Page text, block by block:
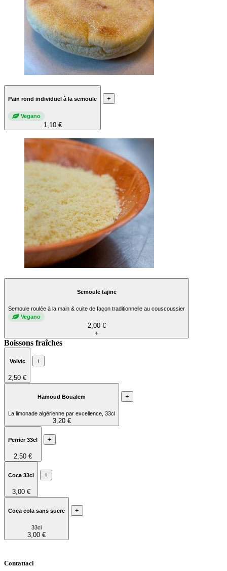
Pain rond individuel à la semoule
Vegano
1,10 €
+
Semoule tajine
Semoule roulée à la main & cuite de façon traditionnelle au couscoussier
Vegano
2,00 €
+
Boissons fraîches
Volvic
2,50 €
+
Hamoud Boualem
La limonade algérienne par excellence, 33cl
3,20 €
+
Perrier 33cl
2,50 €
+
Coca 33cl
3,00 €
+
Coca cola sans sucre
33cl
3,00 €
+
Contattaci